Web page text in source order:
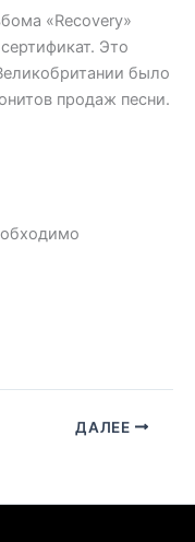
«Recovery»
Это
было
продаж песни.
ДАЛЕЕ